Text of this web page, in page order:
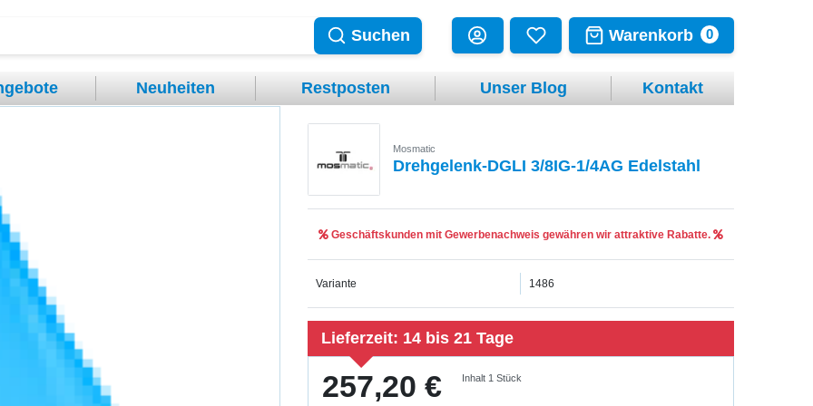
Warenkorb 0
Suchen
Neuheiten Restposten Unser Blog Kontakt
Mosmatic
Drehgelenk-DGLI 3/8IG-1/4AG Edelstahl
Geschäftskunden mit Gewerbenachweis gewähren wir attraktive Rabatte.
Variante 1486
Lieferzeit: 14 bis 21 Tage
257,20 € Inhalt 1Stück